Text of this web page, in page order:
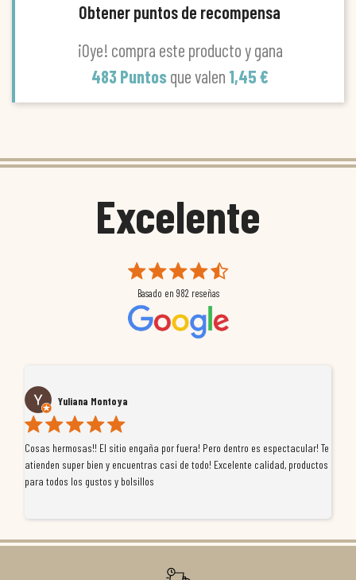
Obtener puntos de recompensa
¡Oye! compra este producto y gana
483 Puntos que valen 1,45 €
Excelente
Basado en 982 reseñas
Yuliana Montoya
Cosas hermosas!! El sitio engaña por fuera! Pero dentro es espectacular! Te
atienden super bien y encuentras casi de todo! Excelente calidad, productos
para todos los gustos y bolsillos